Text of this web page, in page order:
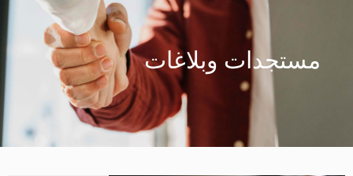
مستجدات وبلاغات